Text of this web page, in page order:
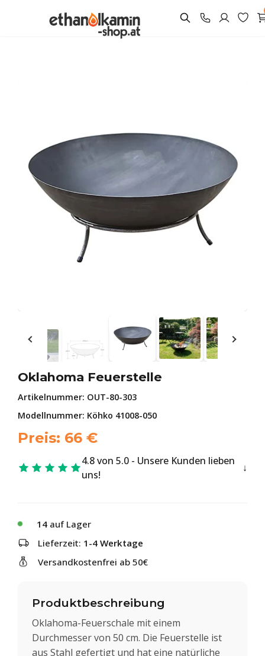
Oklahoma Feuerstelle
Artikelnummer: OUT-80-303
Modellnummer: Köhko 41008-050
Preis: 66 €
4.8 von 5.0 - Unsere Kunden lieben
uns!
14 auf Lager
Lieferzeit: 1-4 Werktage
Versandkostenfrei ab 50€
Produktbeschreibung
Oklahoma-Feuerschale mit einem
Durchmesser von 50 cm. Die Feuerstelle ist
aus Stahl gefertigt und hat eine natürliche